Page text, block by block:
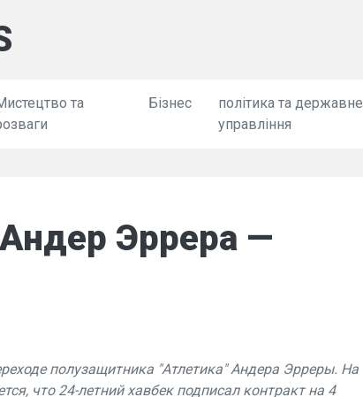
та
Бізнес
політика та державне
управління
Эррера —
полузащитника "Атлетика" Андера Эрреры. На
что 24-летний хавбек подписал контракт на 4